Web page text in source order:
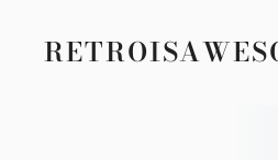
content